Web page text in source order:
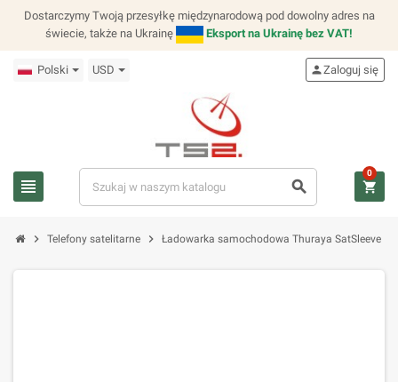
Dostarczymy Twoją przesyłkę międzynarodową pod dowolny adres na
świecie, także na Ukrainę
Eksport na Ukrainę bez VAT!
Polski USD
view_headline search
personZaloguj się
shopping_cart
0
chevron_right Telefony satelitarne chevron_right Ładowarka samochodowa Thuraya SatSleeve